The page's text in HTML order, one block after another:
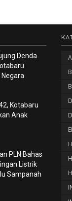
Denda
Kotabaru
Anak
PLN Bahas
Listrik
Sampanah